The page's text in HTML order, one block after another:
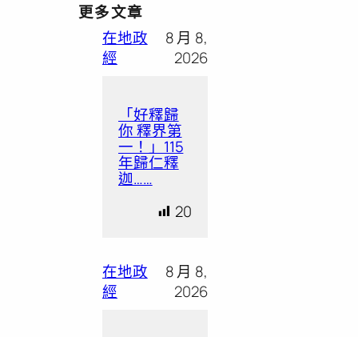
更多文章
在地政
經
8 月 8,
2026
「好釋歸
你 釋界第
一！」115
年歸仁釋
迦……
20
在地政
經
8 月 8,
2026